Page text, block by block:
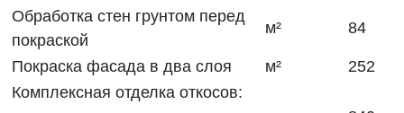
Обработка стен грунтом перед
покраской
м² 84
Покраска фасада в два слоя м²
252
Комплексная отделка откосов: